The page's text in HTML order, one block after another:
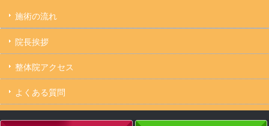
施術の流れ
院長挨拶
整体院アクセス
よくある質問